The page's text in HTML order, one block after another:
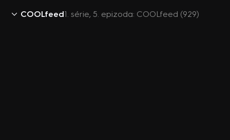
COOLfeed1. série, 5. epizoda: COOLfeed (929)